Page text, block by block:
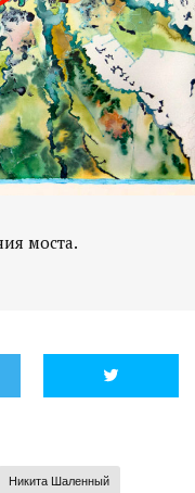
моста.
Никита Шаленный